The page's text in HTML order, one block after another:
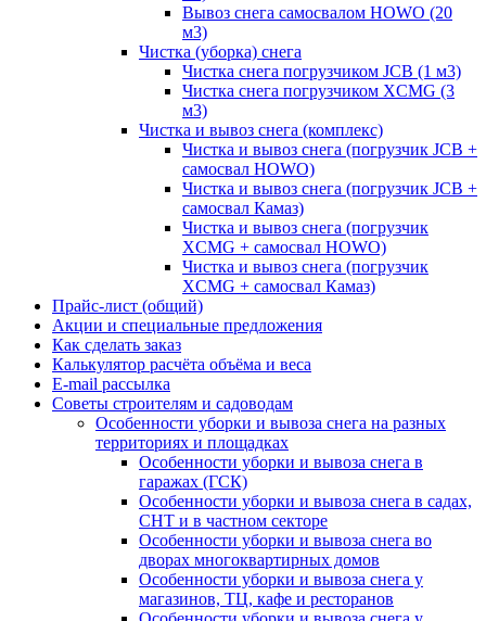
Вывоз снега самосвалом HOWO (20
м3)
Чистка (уборка) снега
Чистка снега погрузчиком JCB (1 м3)
Чистка снега погрузчиком XCMG (3
м3)
Чистка и вывоз снега (комплекс)
Чистка и вывоз снега (погрузчик JCB +
самосвал HOWO)
Чистка и вывоз снега (погрузчик JCB +
самосвал Камаз)
Чистка и вывоз снега (погрузчик
XCMG + самосвал HOWO)
Чистка и вывоз снега (погрузчик
XCMG + самосвал Камаз)
Прайс-лист (общий)
Акции и специальные предложения
Как сделать заказ
Калькулятор расчёта объёма и веса
E-mail рассылка
Советы строителям и садоводам
Особенности уборки и вывоза снега на разных
территориях и площадках
Особенности уборки и вывоза снега в
гаражах (ГСК)
Особенности уборки и вывоза снега в садах,
СНТ и в частном секторе
Особенности уборки и вывоза снега во
дворах многоквартирных домов
Особенности уборки и вывоза снега у
магазинов, ТЦ, кафе и ресторанов